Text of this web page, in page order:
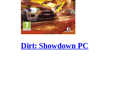
Dirt: Showdown PC